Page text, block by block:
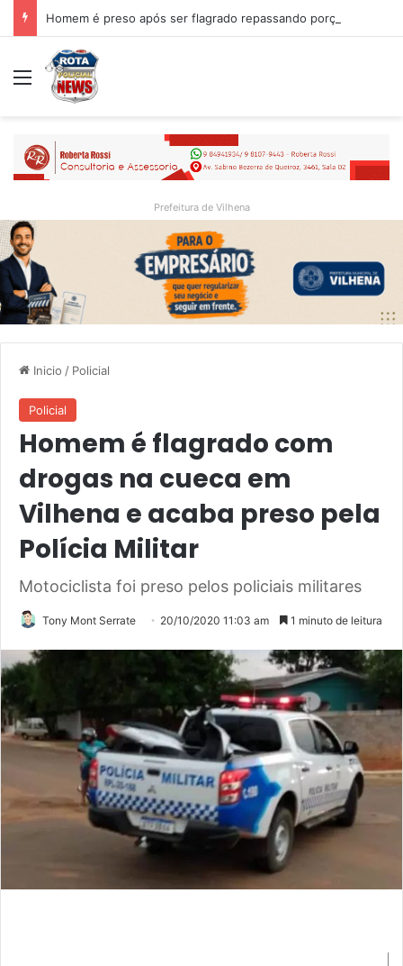
Menu
Prefeitura de Vilhena
Inicio / Policial
Policial
Homem é flagrado com
drogas na cueca em
Vilhena e acaba preso pela
Polícia Militar
Motociclista foi preso pelos policiais militares
Tony Mont Serrate 20/10/2020 11:03 am 1 minuto de leitura